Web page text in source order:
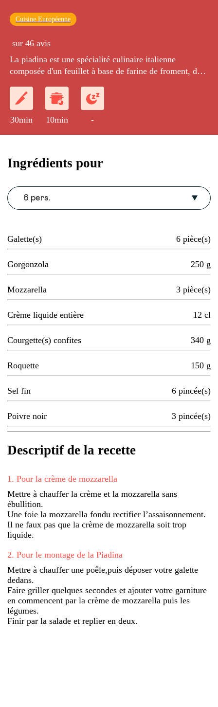
Cuisine Européenne
sur 46 avis
La piadina est une spécialité culinaire italienne
composée d'un feuillet à base de farine de froment, de
traditionnellement cuit sur un plat en terre cuite ou sur
une plaque en métal ou en pierre. La feuille de pâte est
repliée et peut être farcie avec d
30min 10min -
Ingrédients pour
6 pers.
Galette(s) 6 pièce(s)
Gorgonzola 250 g
Mozzarella 3 pièce(s)
Crème liquide entière 12 cl
Courgette(s) confites 340 g
Roquette 150 g
Sel fin 6 pincée(s)
Poivre noir 3 pincée(s)
Descriptif de la recette
1 . Pour la crème de mozzarella
Mettre à chauffer la crème et la mozzarella sans
ébullition.
Une foie la mozzarella fondu rectifier l’assaisonnement.
Il ne faux pas que la crème de mozzarella soit trop
liquide.
2. Pour le montage de la Piadina
Mettre à chauffer une poêle,puis déposer votre galette
dedans.
Faire griller quelques secondes et ajouter votre garniture
en commencent par la crème de mozzarella puis les
légumes.
Finir par la salade et replier en deux.